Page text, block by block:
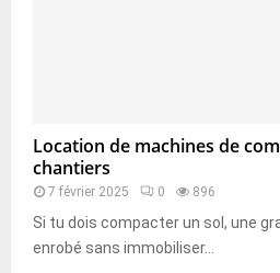
Location de machines de
chantiers
7 février 2025 0 896
Si tu dois compacter un sol, une
enrobé sans immobiliser...